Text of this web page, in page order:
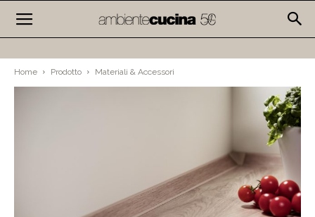
Home Prodotto Materiali & Accessori